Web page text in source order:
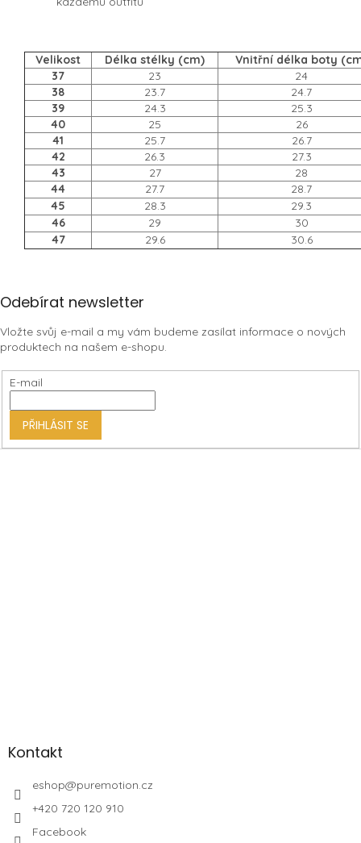
Velikost Délka stélky (cm)
Vnitřní délka boty
37
23
24
38
23.7
24.7
39
24.3
25.3
40
25
26
41
25.7
26.7
42
26.3
27.3
43
27
28
44
27.7
28.7
45
28.3
29.3
46
29
30
47
29.6 30.6
Z
p
a
t
Odebírat newsletter
Vložte svůj e-mail a my vám budeme zasílat informace o nových
produktech na našem e-shopu.
E-mail
PŘIHLÁSIT SE
Kontakt
eshop@puremotion.cz
+420 720 120 910
Facebook